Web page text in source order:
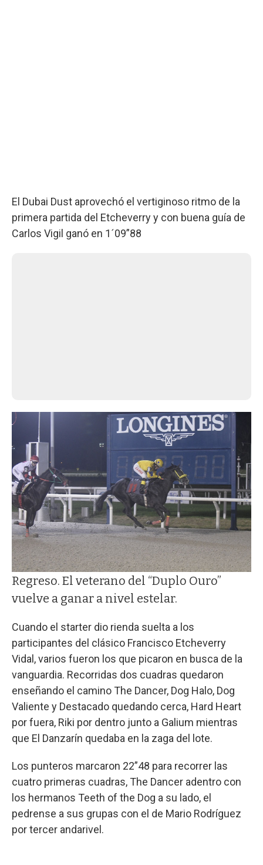
El Dubai Dust aprovechó el vertiginoso ritmo de la
primera partida del Etcheverry y con buena guía de
Carlos Vigil ganó en 1´09”88
Regreso. El veterano del “Duplo Ouro”
vuelve a ganar a nivel estelar.
Cuando el starter dio rienda suelta a los
participantes del clásico Francisco Etcheverry
Vidal, varios fueron los que picaron en busca de la
vanguardia. Recorridas dos cuadras quedaron
enseñando el camino The Dancer, Dog Halo, Dog
Valiente y Destacado quedando cerca, Hard Heart
por fuera, Riki por dentro junto a Galium mientras
que El Danzarín quedaba en la zaga del lote.
Los punteros marcaron 22”48 para recorrer las
cuatro primeras cuadras, The Dancer adentro con
los hermanos Teeth of the Dog a su lado, el
pedrense a sus grupas con el de Mario Rodríguez
por tercer andarivel.